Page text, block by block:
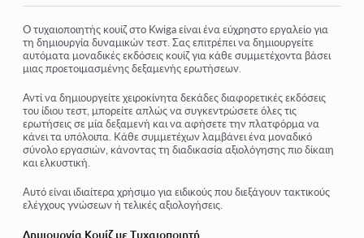
Lista y lista múltiple
Σχηματίστε μια πρόταση από λέξεις
Δείτε περισσότερα
Ο τυχαιοποιητής κουίζ στο Kwiga είναι ένα εύχρηστο εργαλείο για
τη δημιουργία δυναμικών τεστ. Σας επιτρέπει να δημιουργείτε
αυτόματα μοναδικές εκδόσεις κουίζ για κάθε συμμετέχοντα βάσει
μιας προετοιμασμένης δεξαμενής ερωτήσεων.
Αντί να δημιουργείτε χειροκίνητα δεκάδες διαφορετικές εκδόσεις
του ίδιου τεστ, μπορείτε απλώς να συγκεντρώσετε όλες τις
ερωτήσεις σε μία δεξαμενή και να αφήσετε την πλατφόρμα να
κάνει τα υπόλοιπα. Κάθε συμμετέχων λαμβάνει ένα μοναδικό
σύνολο εργασιών, κάνοντας τη διαδικασία αξιολόγησης πιο δίκαιη
και ελκυστική.
Αυτό είναι ιδιαίτερα χρήσιμο για ειδικούς που διεξάγουν τακτικούς
ελέγχους γνώσεων ή τελικές αξιολογήσεις.
Δημιουργία Κουίζ με Τυχαιοποιητή